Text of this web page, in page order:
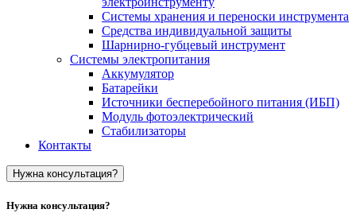
Системы хранения и переноски инструмента
Средства индивидуальной защиты
Шарнирно-губцевый инструмент
Системы электропитания
Аккумулятор
Батарейки
Источники бесперебойного питания (ИБП)
Модуль фотоэлектрический
Стабилизаторы
Контакты
Нужна консультация?
Нужна консультация?